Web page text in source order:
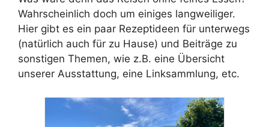
Wahrscheinlich doch um einiges langweiliger.
Hier gibt es ein paar Rezeptideen für unterwegs
(natürlich auch für zu Hause) und Beiträge zu
sonstigen Themen, wie z.B. eine Übersicht
unserer Ausstattung, eine Linksammlung, etc.